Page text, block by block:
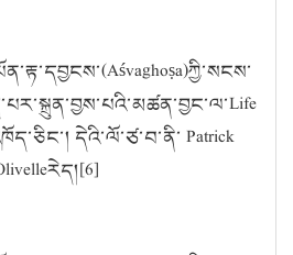
Aśvaghoṣa)ཀྱི་སངས་
Life
དེའི་ལོ་ཙ་བ་ནི་ Patrick
རེད།[6]